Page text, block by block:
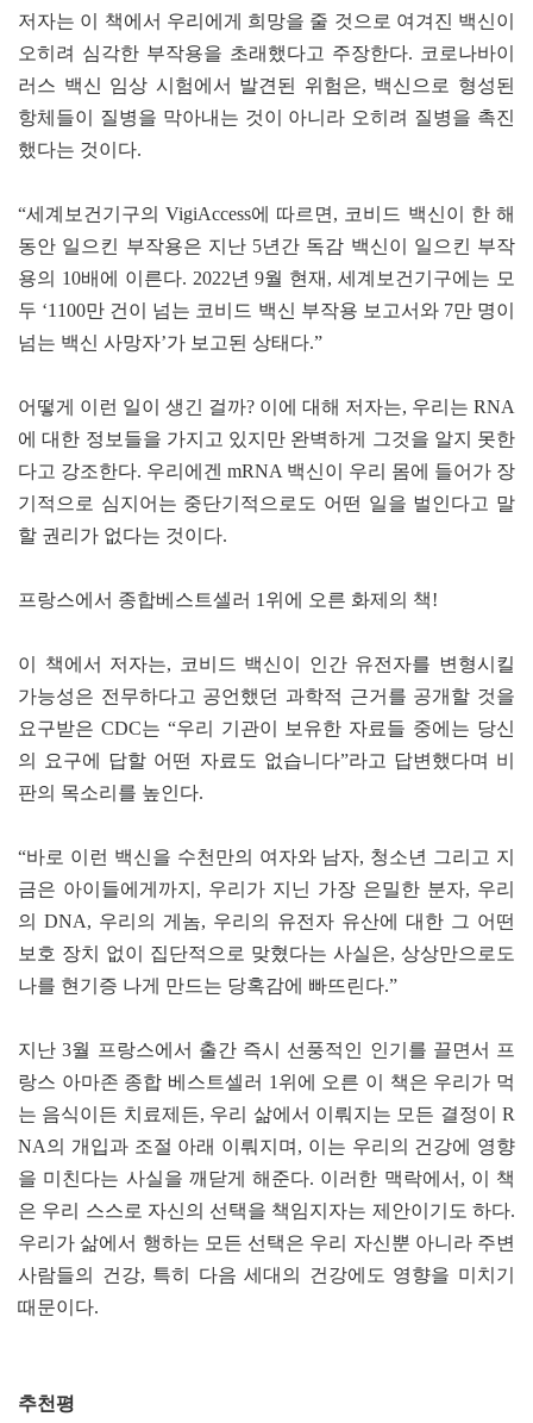
저자는 이 책에서 우리에게 희망을 줄 것으로 여겨진 백신이
오히려 심각한 부작용을 초래했다고 주장한다. 코로나바이
러스 백신 임상 시험에서 발견된 위험은, 백신으로 형성된
항체들이 질병을 막아내는 것이 아니라 오히려 질병을 촉진
했다는 것이다.
“세계보건기구의 VigiAccess에 따르면, 코비드 백신이 한 해
동안 일으킨 부작용은 지난 5년간 독감 백신이 일으킨 부작
용의 10배에 이른다. 2022년 9월 현재, 세계보건기구에는 모
두 ‘1100만 건이 넘는 코비드 백신 부작용 보고서와 7만 명이
넘는 백신 사망자’가 보고된 상태다.”
어떻게 이런 일이 생긴 걸까? 이에 대해 저자는, 우리는 RNA
에 대한 정보들을 가지고 있지만 완벽하게 그것을 알지 못한
다고 강조한다. 우리에겐 mRNA 백신이 우리 몸에 들어가 장
기적으로 심지어는 중단기적으로도 어떤 일을 벌인다고 말
할 권리가 없다는 것이다.
프랑스에서 종합베스트셀러 1위에 오른 화제의 책!
이 책에서 저자는, 코비드 백신이 인간 유전자를 변형시킬
가능성은 전무하다고 공언했던 과학적 근거를 공개할 것을
요구받은 CDC는 “우리 기관이 보유한 자료들 중에는 당신
의 요구에 답할 어떤 자료도 없습니다”라고 답변했다며 비
판의 목소리를 높인다.
“바로 이런 백신을 수천만의 여자와 남자, 청소년 그리고 지
금은 아이들에게까지, 우리가 지닌 가장 은밀한 분자, 우리
의 DNA, 우리의 게놈, 우리의 유전자 유산에 대한 그 어떤
보호 장치 없이 집단적으로 맞혔다는 사실은, 상상만으로도
나를 현기증 나게 만드는 당혹감에 빠뜨린다.”
지난 3월 프랑스에서 출간 즉시 선풍적인 인기를 끌면서 프
랑스 아마존 종합 베스트셀러 1위에 오른 이 책은 우리가 먹
는 음식이든 치료제든, 우리 삶에서 이뤄지는 모든 결정이 R
NA의 개입과 조절 아래 이뤄지며, 이는 우리의 건강에 영향
을 미친다는 사실을 깨닫게 해준다. 이러한 맥락에서, 이 책
은 우리 스스로 자신의 선택을 책임지자는 제안이기도 하다.
우리가 삶에서 행하는 모든 선택은 우리 자신뿐 아니라 주변
사람들의 건강, 특히 다음 세대의 건강에도 영향을 미치기
때문이다.
추천평